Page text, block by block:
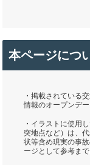
本ページにつ
・掲載されている
情報のオープンデ
・イラストに使用
突地点など）は、
状等含め現実の事
ージとして参考ま